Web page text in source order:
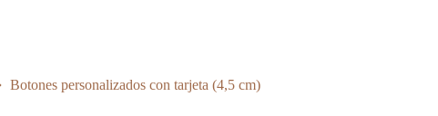
Botones personalizados con tarjeta (4,5 cm)